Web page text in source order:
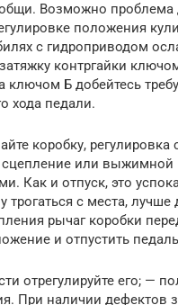
Возможно проблема
положения
с гидроприводом
контргайки
ключом Б добейтесь
хода педали.
коробку, регулировка
сцепление или
Как и отпуск, это
трогаться с места, лучше
рычаг коробки
и отпустить
отрегулируйте его; —
При наличии дефектов